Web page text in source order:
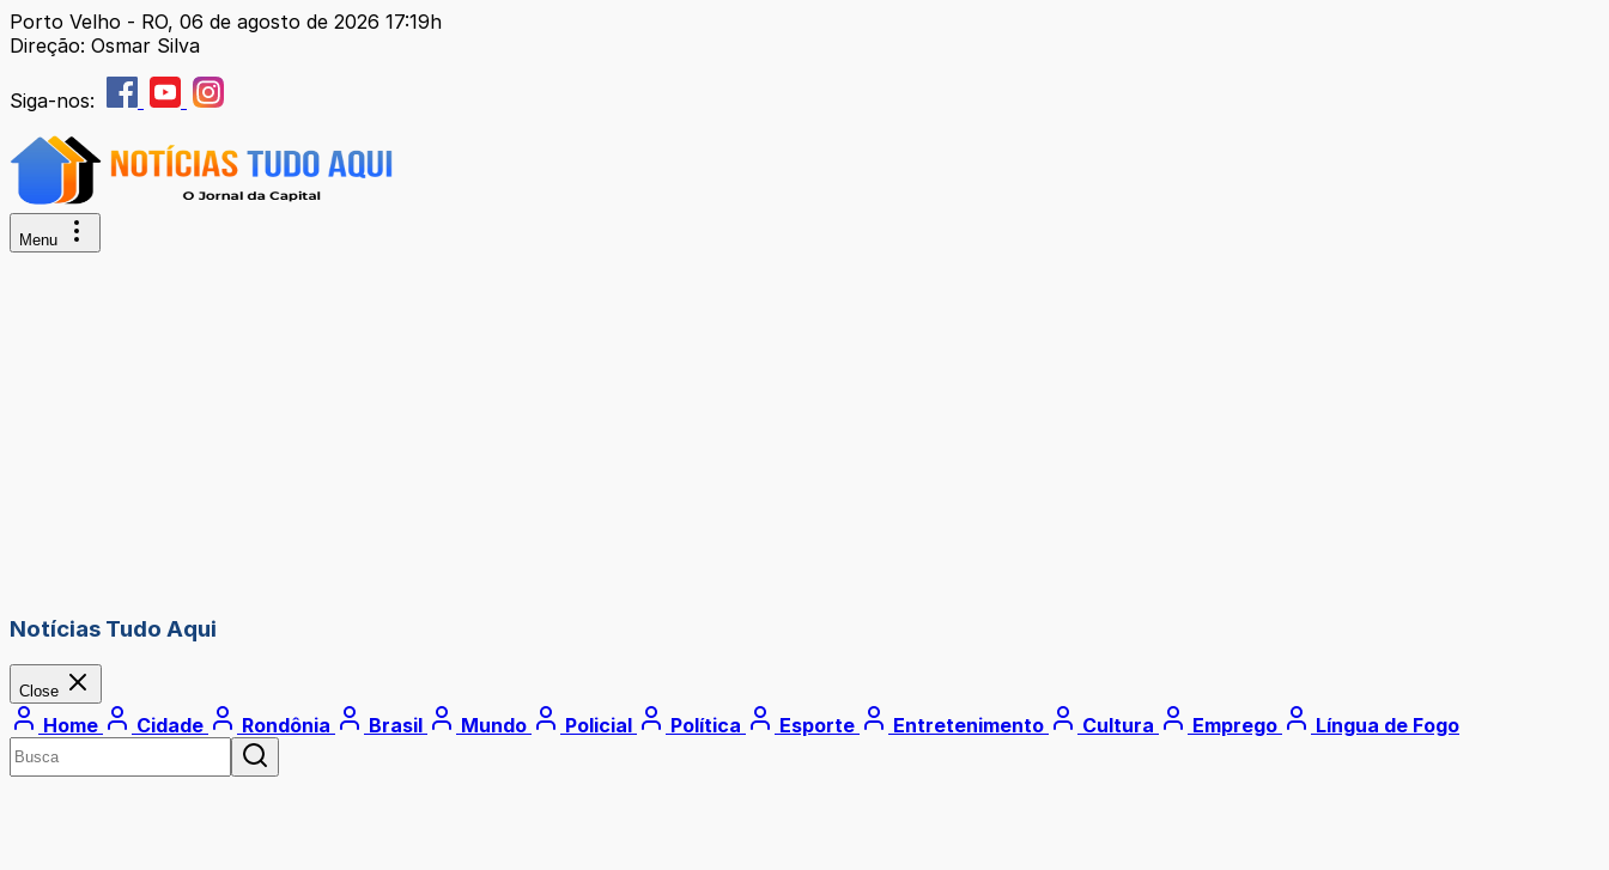
Porto Velho - RO, 06 de agosto de 2026 17:19h
Direção: Osmar Silva
Siga-nos:
Menu
Notícias Tudo Aqui
Close
Home Cidade Rondônia Brasil Mundo Policial Política Esporte Entretenimento Cultura Emprego Língua de Fogo